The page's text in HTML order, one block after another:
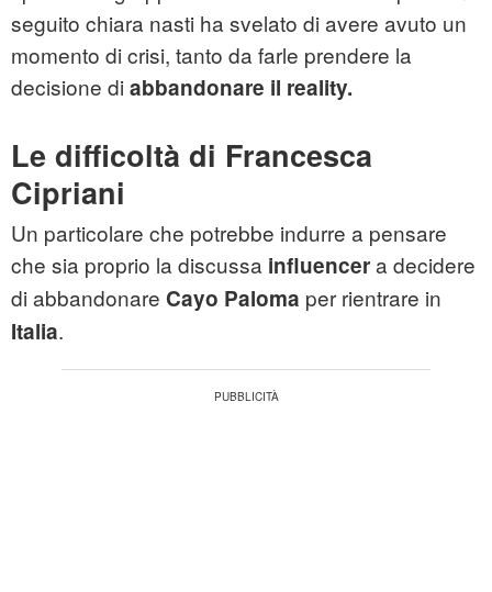
seguito chiara nasti ha svelato di avere avuto un
momento di crisi, tanto da farle prendere la
decisione di abbandonare il reality.
Le difficoltà di Francesca
Cipriani
Un particolare che potrebbe indurre a pensare
che sia proprio la discussa influencera decidere
di abbandonare Cayo Paloma per rientrare in
Italia.